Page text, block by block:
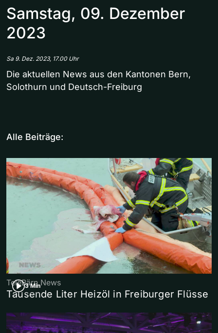
Samstag, 09. Dezember
2023
Sa 9. Dez. 2023, 17.00 Uhr
Die aktuellen News aus den Kantonen Bern,
Solothurn und Deutsch-Freiburg
Alle Beiträge:
3 Min
TeleBärn News
Tausende Liter Heizöl in Freiburger Flüsse